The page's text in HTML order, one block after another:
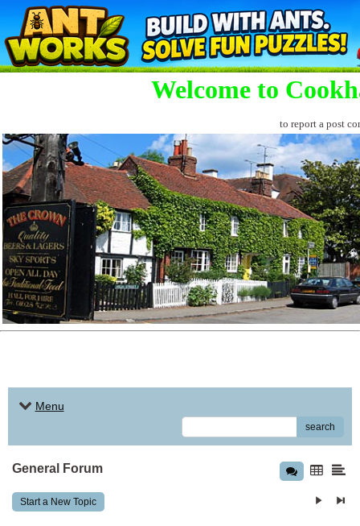
Welcome to
to report a post
Menu
search
General Forum
Start a New Topic